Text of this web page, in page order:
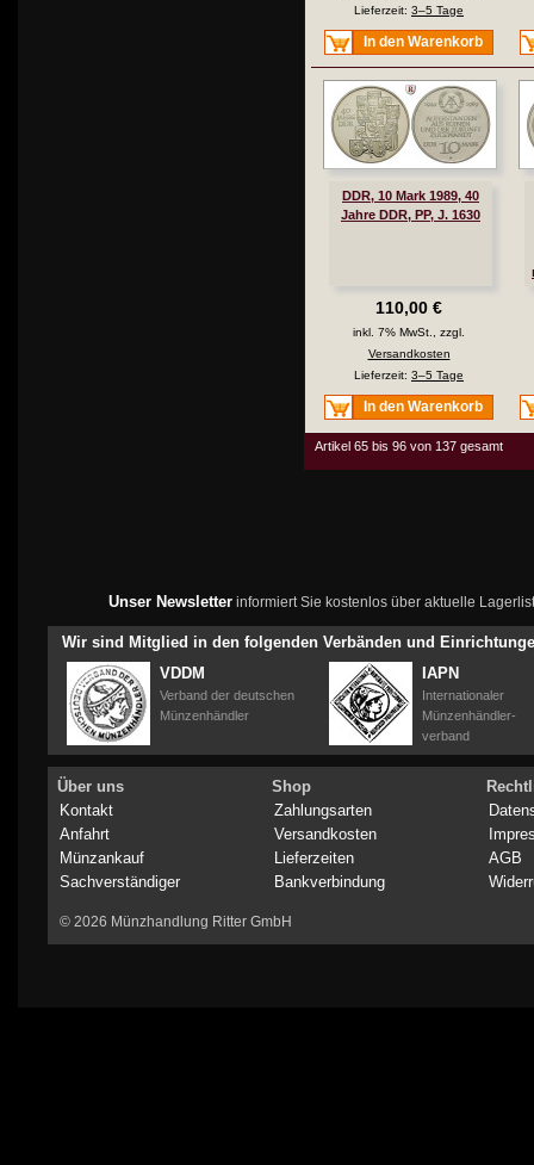
Lieferzeit: 3–5 Tage
In den Warenkorb
DDR, 10 Mark 1989, 40
Jahre DDR, PP, J. 1630
110,00 €
inkl. 7% MwSt., zzgl.
Versandkosten
Lieferzeit: 3–5 Tage
In den Warenkorb
Artikel 65 bis 96 von 137 gesamt
Unser Newsletterinformiert Sie kostenlos über aktuelle
Wir sind Mitglied in den folgenden Verbänden und
VDDM
Verband der deutschen
Münzenhändler
IAPN
Internationaler
Münzenhändler-
verband
Über uns
Kontakt
Anfahrt
Münzankauf
Sachverständiger
Shop
Zahlungsarten
Versandkosten
Lieferzeiten
Bankverbindung
AGB
© 2026 Münzhandlung Ritter GmbH